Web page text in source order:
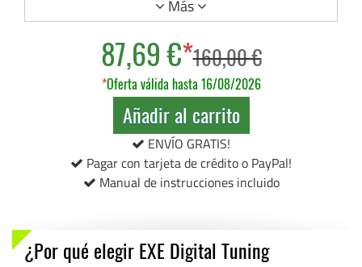
Más
87,69 €*160,00 €
*Oferta válida hasta 16/08/2026
Añadir al carrito
ENVÍO GRATIS!
Pagar con tarjeta de crédito o PayPal!
Manual de instrucciones incluido
¿Por qué elegir EXE Digital Tuning